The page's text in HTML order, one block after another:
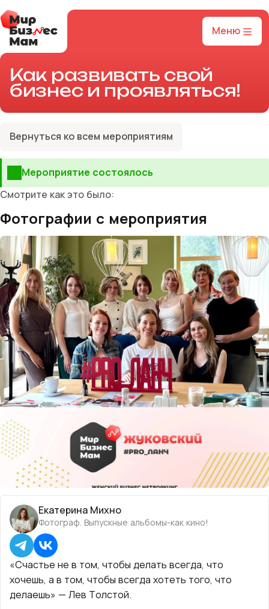
Меню
Как развивать свой
бизнес и проявляться!
Вернуться ко всем мероприятиям
Мероприятие состоялось
Смотрите как это было:
Фотографии с мероприятия
Екатерина Михно
Фотограф. Выпускные альбомы-как кино!
«Счастье не в том, чтобы делать всегда, что
хочешь, а в том, чтобы всегда хотеть того, что
делаешь» — Лев Толстой.